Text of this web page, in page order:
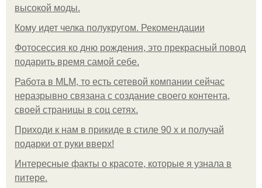
высокой моды.
Кому идет челка полукругом. Рекомендации
Фотосессия ко дню рождения, это прекрасный повод
подарить время самой себе.
Работа в MLM, то есть сетевой компании сейчас
неразрывно связана с создание своего контента,
своей страницы в соц сетях.
Приходи к нам в прикиде в стиле 90 х и получай
подарки от руки вверх!
Интересные факты о красоте, которые я узнала в
питере.